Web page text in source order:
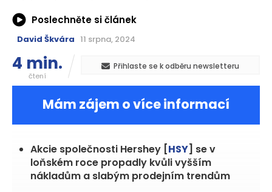
Poslechněte si článek
David Škvára 11 srpna, 2024
4 min.
čtení
Přihlaste se k odběru newsletteru
Mám zájem o více informací
Akcie společnosti Hershey [HSY] se v
loňském roce propadly kvůli vyšším
nákladům a slabým prodejním trendům